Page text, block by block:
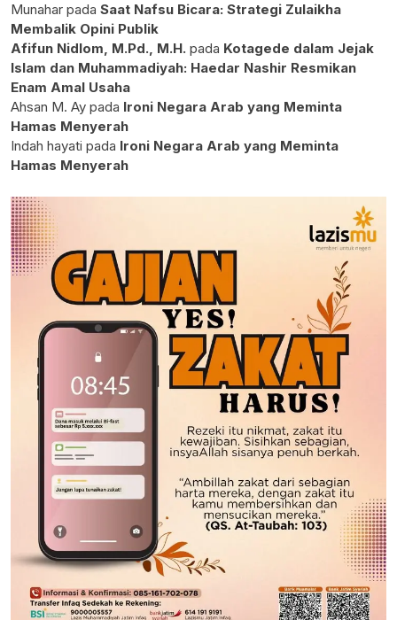
Munahar pada Saat Nafsu Bicara: Strategi Zulaikha
Membalik Opini Publik
Afifun Nidlom, M.Pd., M.H. pada Kotagede dalam Jejak
Islam dan Muhammadiyah: Haedar Nashir Resmikan
Enam Amal Usaha
Ahsan M. Ay pada Ironi Negara Arab yang Meminta
Hamas Menyerah
Indah hayati pada Ironi Negara Arab yang Meminta
Hamas Menyerah